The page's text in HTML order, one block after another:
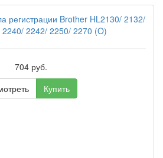
регистрации Brother HL2130/ 2132/
2242/ 2250/ 2270 (O)
704 руб.
Купить